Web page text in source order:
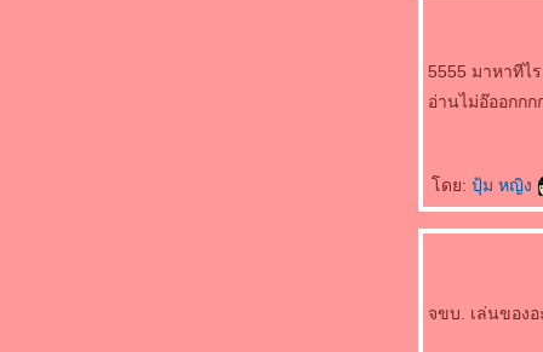
5555 มาหาทีไ
อ่านไม่อ๊ออกกก
ดย: ปุ้ม หญิง
จขบ. เล่นของ